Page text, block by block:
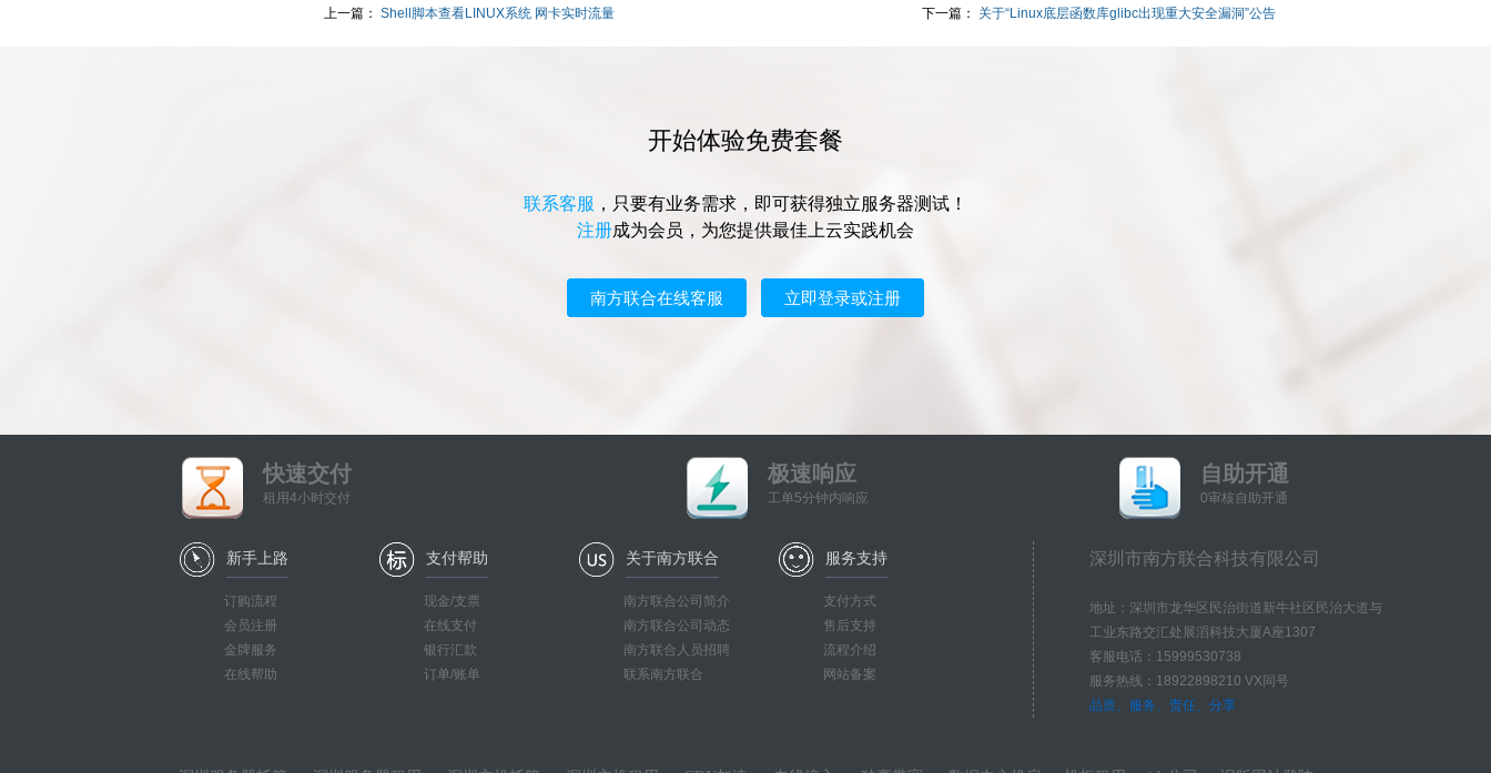
下一篇： 关于“Linux底层函数库glibc出现重大安全漏洞”公告
上一篇： Shell脚本查看LINUX系统 网卡实时流量
开始体验免费套餐
联系客服 ，只要有业务需求，即可获得独立服务器测试！
注册成为会员，为您提供最佳上云实践机会
南方联合在线客服 立即登录或注册
快速交付
租用4小时交付
极速响应
工单5分钟内响应
自助开通
0审核自助开通
新手上路
订购流程
会员注册
金牌服务
在线帮助
支付帮助
现金/支票
在线支付
银行汇款
订单/账单
关于南方联合
南方联合公司简介
南方联合公司动态
南方联合人员招聘
联系南方联合
服务支持
支付方式
售后支持
流程介绍
网站备案
深圳市南方联合科技有限公司
地址：深圳市龙华区民治街道新牛社区民治大道与
工业东路交汇处展滔科技大厦A座1307
客服电话：15999530738
服务热线：18922898210 VX同号
品质、服务、责任、分享